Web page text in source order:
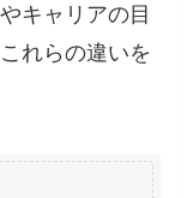
キャリアの目
れらの違いを